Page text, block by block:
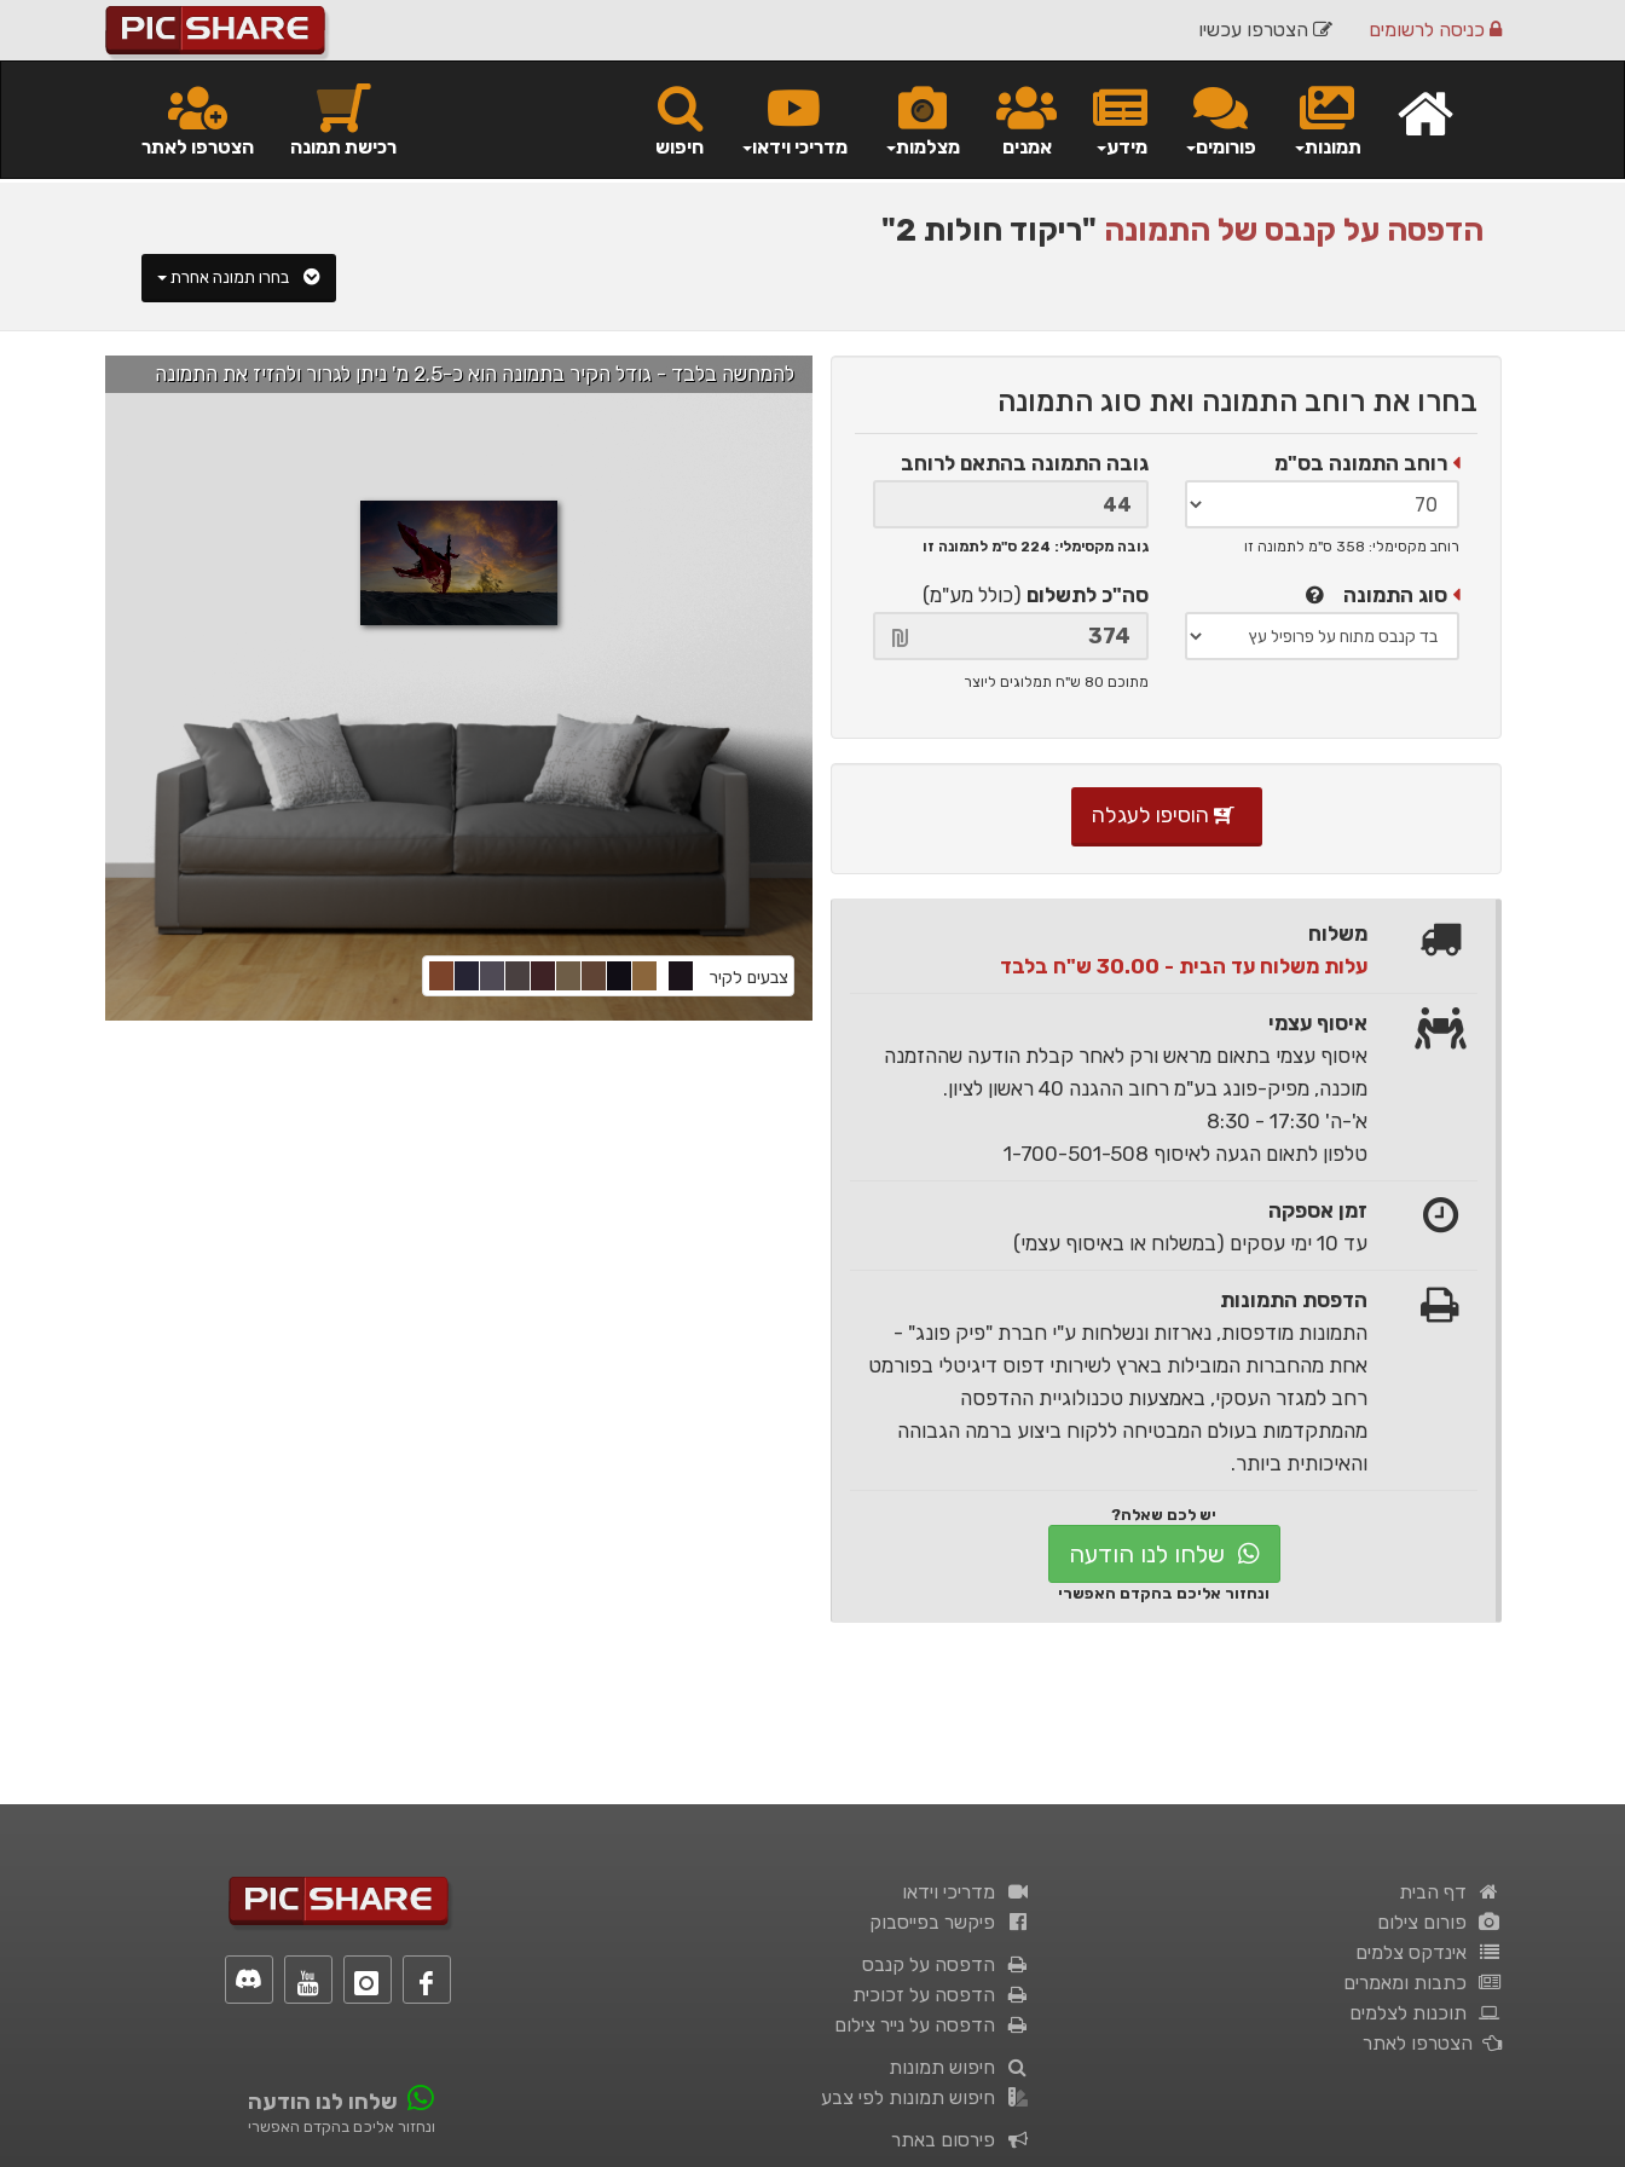
הצטרפו עכשיו כניסה לרשומים
חיפוש מדריכי וידאו מצלמות אמנים מידע פורומים תמונות הצטרפו לאתר רכישת תמונה
הדפסה על קנבס של התמונה "ריקוד חולות 2"
להמחשה בלבד - גודל הקיר בתמונה הוא כ-2.5 מ' ניתן לגרור ולהזיז את התמונה
צבעים לקיר
בחרו את רוחב התמונה ואת סוג התמונה
רוחב התמונה בס"מ
רוחב מקסימלי: 358 ס"מ לתמונה זו
גובה התמונה בהתאם לרוחב
גובה מקסימלי: 224 ס"מ לתמונה זו
סוג התמונה סה"כ לתשלום (כולל מע"מ)
מתוכם 80 ש"ח תמלוגים ליוצר
הוסיפו לעגלה
משלוח
עלות משלוח עד הבית - 30.00 ש"ח בלבד
איסוף עצמי
איסוף עצמי בתאום מראש ורק לאחר קבלת הודעה שההזמנה
מוכנה, מפיק-פונג בע"מ רחוב ההגנה 40 ראשון לציון.
א'-ה' 17:30 - 8:30
טלפון לתאום הגעה לאיסוף 1-700-501-508
זמן אספקה
עד 10 ימי עסקים (במשלוח או באיסוף עצמי)
הדפסת התמונות
התמונות מודפסות, נארזות ונשלחות ע"י חברת "פיק פונג" -
אחת מהחברות המובילות בארץ לשירותי דפוס דיגיטלי בפורמט
רחב למגזר העסקי, באמצעות טכנולוגיית ההדפסה
מהמתקדמות בעולם המבטיחה ללקוח ביצוע ברמה הגבוהה
והאיכותית ביותר.
יש לכם שאלה?
שלחו לנו הודעה
ונחזור אליכם בהקדם האפשרי
שלחו לנו הודעה
ונחזור אליכם בהקדם האפשרי
מדריכי וידאו
פיקשר בפייסבוק
הדפסה על קנבס
הדפסה על זכוכית
הדפסה על נייר צילום
חיפוש תמונות
חיפוש תמונות לפי צבע
פירסום באתר
דף הבית
פורום צילום
אינדקס צלמים
כתבות ומאמרים
תוכנות לצלמים
הצטרפו לאתר